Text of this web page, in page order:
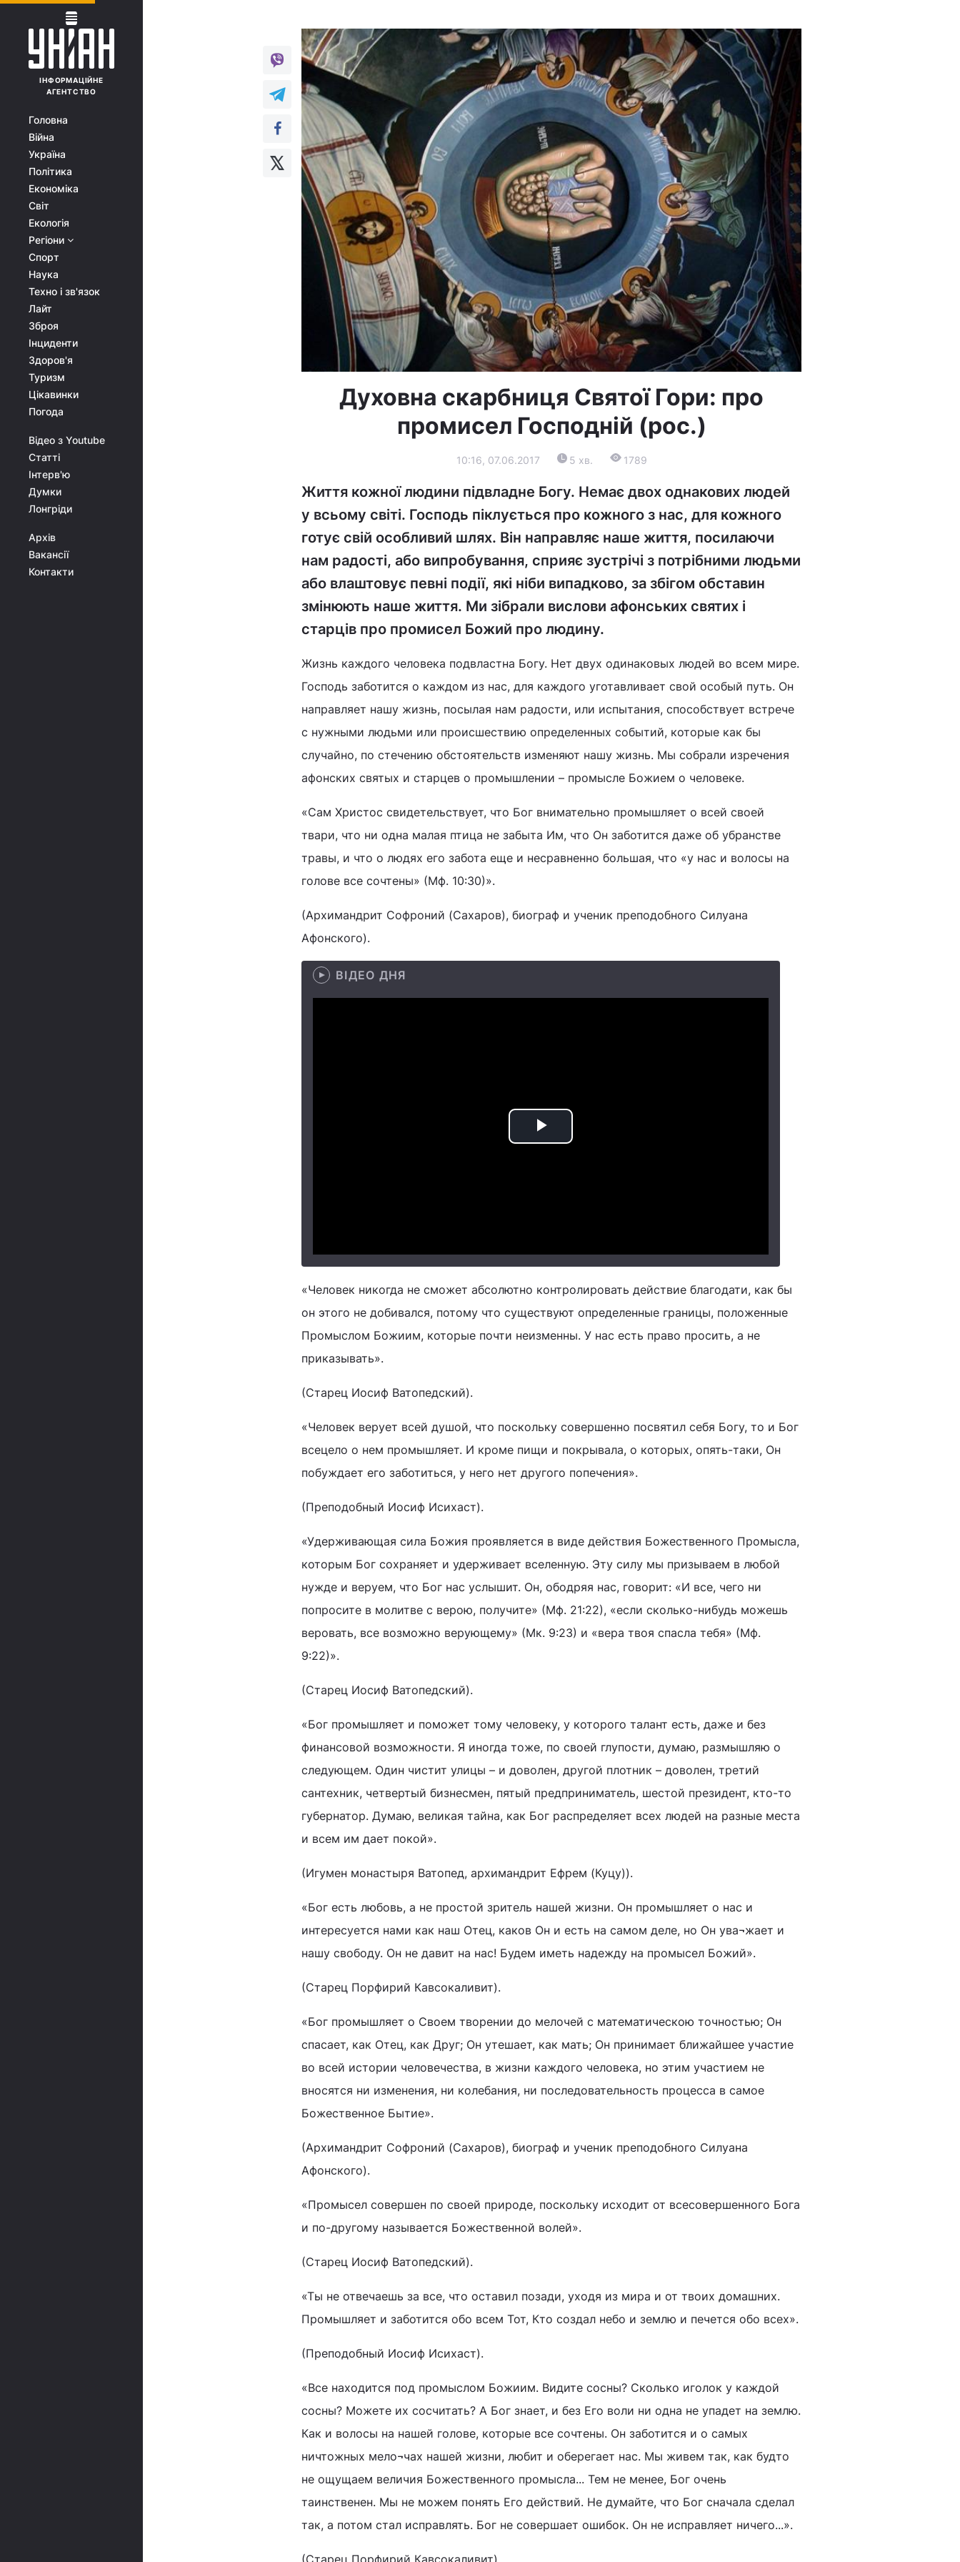
ІНФОРМАЦІЙНЕ
АГЕНТСТВО
Головна
Війна
Україна
Політика
Економіка
Світ
Екологія
Регіони
Спорт
Наука
Техно і зв'язок
Лайт
Зброя
Інциденти
Здоров'я
Туризм
Цікавинки
Погода
Відео з Youtube
Статті
Інтерв'ю
Думки
Лонгріди
Архів
Вакансії
Контакти
Духовна скарбниця Святої Гори: про
промисел Господній (рос.)
10:16, 07.06.2017 5 хв. 1789
Життя кожної людини підвладне Богу. Немає двох однакових людей
у всьому світі. Господь піклується про кожного з нас, для кожного
готує свій особливий шлях. Він направляє наше життя, посилаючи
нам радості, або випробування, сприяє зустрічі з потрібними людьми
або влаштовує певні події, які ніби випадково, за збігом обставин
змінюють наше життя. Ми зібрали вислови афонських святих і
старців про промисел Божий про людину.
Жизнь каждого человека подвластна Богу. Нет двух одинаковых людей во всем мире.
Господь заботится о каждом из нас, для каждого уготавливает свой особый путь. Он
направляет нашу жизнь, посылая нам радости, или испытания, способствует встрече
с нужными людьми или происшествию определенных событий, которые как бы
случайно, по стечению обстоятельств изменяют нашу жизнь. Мы собрали изречения
афонских святых и старцев о промышлении – промысле Божием о человеке.
«Сам Христос свидетельствует, что Бог внимательно промышляет о всей своей
твари, что ни одна малая птица не забыта Им, что Он заботится даже об убранстве
травы, и что о людях его забота еще и несравненно большая, что «у нас и волосы на
голове все сочтены» (Мф. 10:30)».
(Архимандрит Софроний (Сахаров), биограф и ученик преподобного Силуана
Афонского).
ВІДЕО ДНЯ
Play
«Человек никогда не сможет абсолютно контролировать действие благодати, как бы
он этого не добивался, потому что существуют определенные границы, положенные
Промыслом Божиим, которые почти неизменны. У нас есть право просить, а не
приказывать».
(Старец Иосиф Ватопедский).
«Человек верует всей душой, что поскольку совершенно посвятил себя Богу, то и Бог
всецело о нем промышляет. И кроме пищи и покрывала, о которых, опять-таки, Он
побуждает его заботиться, у него нет другого попечения».
(Преподобный Иосиф Исихаст).
«Удерживающая сила Божия проявляется в виде действия Божественного Промысла,
которым Бог сохраняет и удерживает вселенную. Эту силу мы призываем в любой
нужде и веруем, что Бог нас услышит. Он, ободряя нас, говорит: «И все, чего ни
попросите в молитве с верою, получите» (Мф. 21:22), «если сколько-нибудь можешь
веровать, все возможно верующему» (Мк. 9:23) и «вера твоя спасла тебя» (Мф.
9:22)».
(Старец Иосиф Ватопедский).
«Бог промышляет и поможет тому человеку, у которого талант есть, даже и без
финансовой возможности. Я иногда тоже, по своей глупости, думаю, размышляю о
следующем. Один чистит улицы – и доволен, другой плотник – доволен, третий
сантехник, четвертый бизнесмен, пятый предприниматель, шестой президент, кто-то
губернатор. Думаю, великая тайна, как Бог распределяет всех людей на разные места
и всем им дает покой».
(Игумен монастыря Ватопед, архимандрит Ефрем (Куцу)).
«Бог есть любовь, а не простой зритель нашей жизни. Он промышляет о нас и
интересуется нами как наш Отец, каков Он и есть на самом деле, но Он ува¬жает и
нашу свободу. Он не давит на нас! Будем иметь надежду на промысел Божий».
(Старец Порфирий Кавсокаливит).
«Бог промышляет о Своем творении до мелочей с математическою точностью; Он
спасает, как Отец, как Друг; Он утешает, как мать; Он принимает ближайшее участие
во всей истории человечества, в жизни каждого человека, но этим участием не
вносятся ни изменения, ни колебания, ни последовательность процесса в самое
Божественное Бытие».
(Архимандрит Софроний (Сахаров), биограф и ученик преподобного Силуана
Афонского).
«Промысел совершен по своей природе, поскольку исходит от всесовершенного Бога
и по-другому называется Божественной волей».
(Старец Иосиф Ватопедский).
«Ты не отвечаешь за все, что оставил позади, уходя из мира и от твоих домашних.
Промышляет и заботится обо всем Тот, Кто создал небо и землю и печется обо всех».
(Преподобный Иосиф Исихаст).
«Все находится под промыслом Божиим. Видите сосны? Сколько иголок у каждой
сосны? Можете их сосчитать? А Бог знает, и без Его воли ни одна не упадет на землю.
Как и волосы на нашей голове, которые все сочтены. Он заботится и о самых
ничтожных мело¬чах нашей жизни, любит и оберегает нас. Мы живем так, как будто
не ощущаем величия Божественного промысла... Тем не менее, Бог очень
таинственен. Мы не можем понять Его действий. Не думайте, что Бог сначала сделал
так, а потом стал исправлять. Бог не совершает ошибок. Он не исправляет ничего...».
(Старец Порфирий Кавсокаливит).